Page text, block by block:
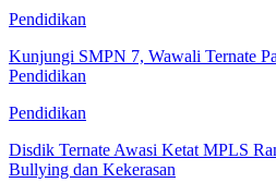
Pendidikan
Kunjungi SMPN 7, Wawali Ternate
Pendidikan
Pendidikan
Disdik Ternate Awasi Ketat MPLS
Bullying dan Kekerasan